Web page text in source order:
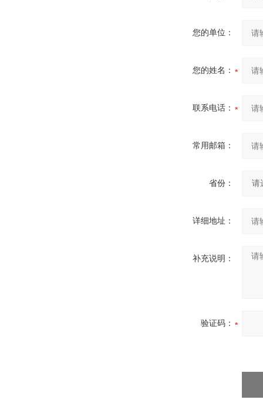
您的单位：
您的姓名：
联系电话：
常用邮箱：
省份：
详细地址：
补充说明：
验证码：